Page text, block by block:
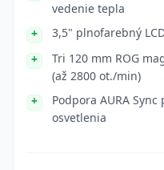
vedenie tepla
3,5" plnofarebný
Tri 120 mm ROG
(až 2800 ot./min)
Podpora AURA
osvetlenia